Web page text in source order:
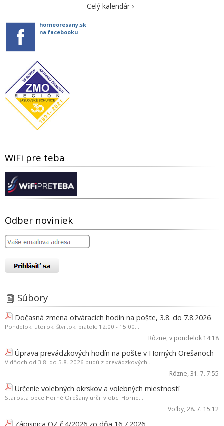
Celý kalendár ›
horneoresany.sk
na facebooku
WiFi pre teba
Odber noviniek
Súbory
Dočasná zmena otváracích hodín na pošte, 3.8. do 7.8.2026
Pondelok, utorok, štvrtok, piatok: 12:00 - 15:00,...
Rôzne, v pondelok 14:18
Úprava prevádzkových hodín na pošte v Horných Orešanoch
V dňoch od 3.8. do 5.8. 2026 budú z prevádzkových...
Rôzne, 31. 7. 7:55
Určenie volebných okrskov a volebných miestností
Starosta obce Horné Orešany určil v obci Horné...
Voľby, 28. 7. 15:12